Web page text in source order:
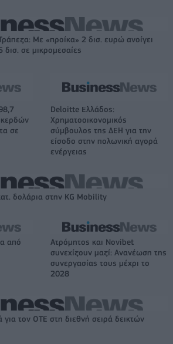
Με «προίκα» 2 δισ. ευρώ ανοίγει
σε μικρομεσαίες
κερδών
σε
Deloitte Ελλάδος:
Χρηματοοικονομικός
σύμβουλος της ΔΕΗ για την
είσοδο στην πολωνική αγορά
ενέργειας
δολάρια στην KG Mobility
από
Ατρόμητος και Novibet
συνεχίζουν μαζί: Ανανέωση της
συνεργασίας τους μέχρι το
2028
για τον ΟΤΕ στη διεθνή σειρά δεικτών